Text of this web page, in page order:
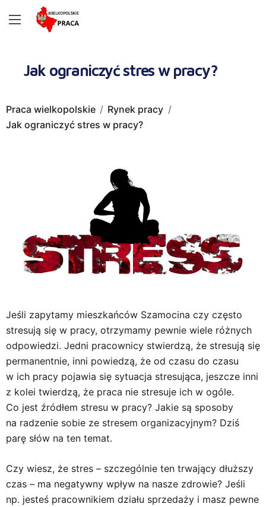
Jak ograniczyć stres w pracy?
Praca wielkopolskie
Rynek pracy
Jak ograniczyć stres w pracy?
Jeśli zapytamy mieszkańców Szamocina czy często
stresują się w pracy, otrzymamy pewnie wiele różnych
odpowiedzi. Jedni pracownicy stwierdzą, że stresują się
permanentnie, inni powiedzą, że od czasu do czasu
w ich pracy pojawia się sytuacja stresująca, jeszcze inni
z kolei twierdzą, że praca nie stresuje ich w ogóle.
Co jest źródłem stresu w pracy? Jakie są sposoby
na radzenie sobie ze stresem organizacyjnym? Dziś
parę słów na ten temat.
Czy wiesz, że stres – szczególnie ten trwający dłuższy
czas – ma negatywny wpływ na nasze zdrowie? Jeśli
np. jesteś pracownikiem działu sprzedaży i masz pewne